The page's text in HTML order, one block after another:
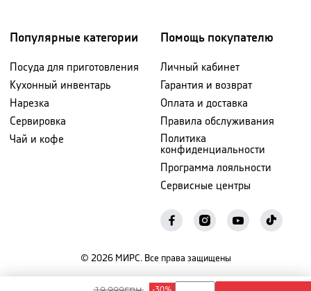
Популярные категории
Посуда для приготовления
Кухонный инвентарь
Нарезка
Сервировка
Чай и кофе
Помощь покупателю
Личный кабинет
Гарантия и возврат
Оплата и доставка
Правила обслуживания
Политика
конфиденциальности
Программа лояльности
Сервисные центры
© 2026 МИРС. Все права защищены